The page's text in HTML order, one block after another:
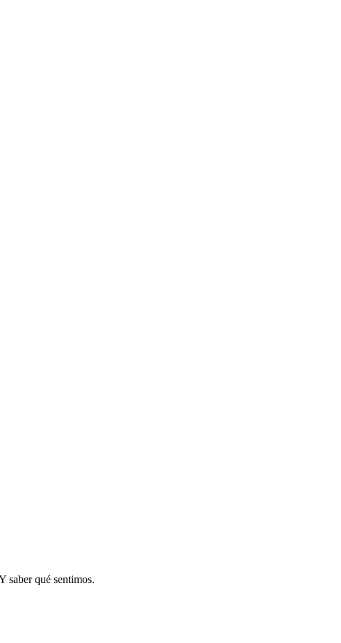
saber qué sentimos.